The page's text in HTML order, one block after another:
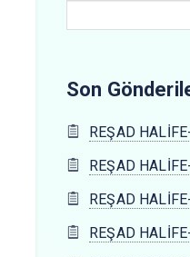
Son
REŞAD
REŞAD
REŞAD
REŞAD